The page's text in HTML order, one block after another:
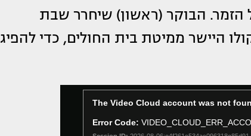
הזמר. הבוקר (ראשון) שיחרר שבת
היישר ממיטת בית החולים, כדי להפיג